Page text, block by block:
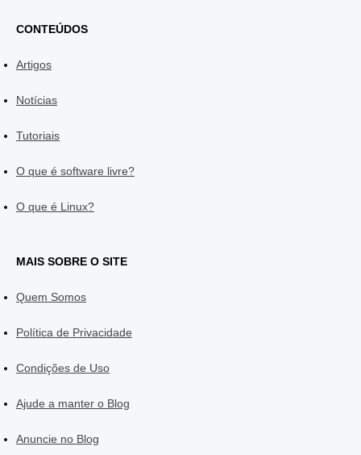
CONTEÚDOS
Artigos
Notícias
Tutoriais
O que é software livre?
O que é Linux?
MAIS SOBRE O SITE
Quem Somos
Política de Privacidade
Condições de Uso
Ajude a manter o Blog
Anuncie no Blog